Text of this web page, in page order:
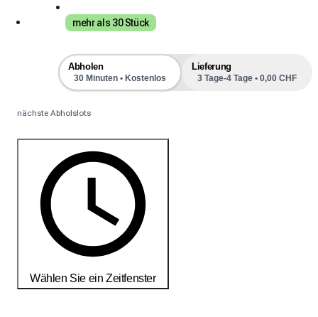
mehr als 30 Stück
Abholen
30 Minuten • Kostenlos
Lieferung
3 Tage-4 Tage • 0,00 CHF
nächste Abholslots
Wählen Sie ein Zeitfenster